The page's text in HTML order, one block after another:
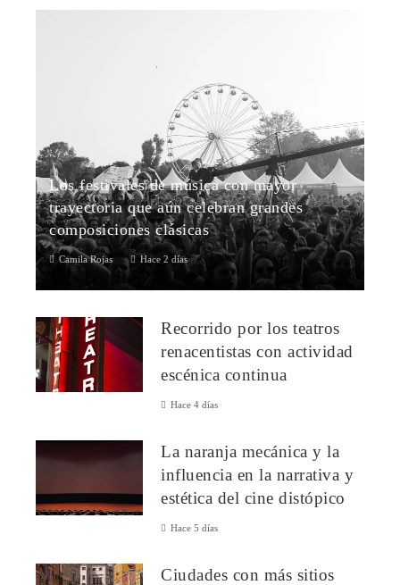
Los festivales de música con mayor
trayectoria que aún celebran grandes
composiciones clásicas
Camila Rojas Hace 2 días
1. Festival de los Tres Coros (Reino Unido, 1715)Considerado
forma ininterrumpid...
Recorrido por los teatros
renacentistas con actividad
escénica continua
Hace 4 días
La naranja mecánica y la
influencia en la narrativa y
estética del cine distópico
Hace 5 días
Ciudades con más sitios